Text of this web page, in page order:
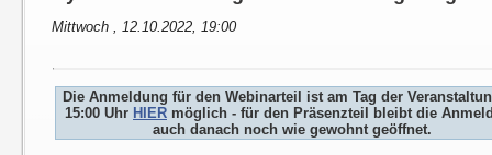
Mittwoch , 12.10.2022, 19:00
Die Anmeldung für den Webinarteil ist am Tag der
15:00 Uhr HIER möglich - für den Präsenzteil bleibt die
auch danach noch wie gewohnt geöffnet.